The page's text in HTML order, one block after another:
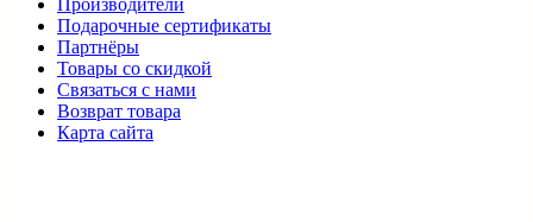
Подарочные сертификаты
Партнёры
Товары со скидкой
Связаться с нами
Возврат товара
Карта сайта